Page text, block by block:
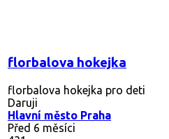
florbalova hokejka
florbalova hokejka pro deti
Daruji
Hlavní město Praha
Před 6 měsíci